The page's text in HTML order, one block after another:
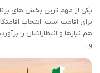
یکی از مهم ترین بخش های
برای اقامت است. انتخاب
هم نیازها و انتظاراتتان را
و…